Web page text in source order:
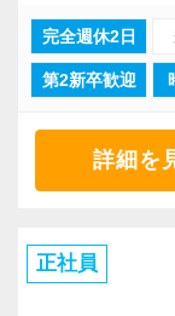
施企業」の認
い環境づくり
長く安心し
ませんか？
【渋谷の事
2021年6月に
新宿オフィ
を目指しまし
現在当社で
ます。
2021年6月に
後「新宿オ
オフィス」が
さらに2022
完全週休2日
第2新卒歓迎
詳細を
正社員